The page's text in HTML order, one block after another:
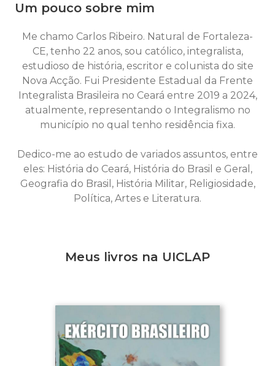
Um pouco sobre mim
Me chamo Carlos Ribeiro. Natural de Fortaleza-
CE, tenho 22 anos, sou católico, integralista,
estudioso de história, escritor e colunista do site
Nova Acção. Fui Presidente Estadual da Frente
Integralista Brasileira no Ceará entre 2019 a 2024,
atualmente, representando o Integralismo no
município no qual tenho residência fixa.
Dedico-me ao estudo de variados assuntos, entre
eles: História do Ceará, História do Brasil e Geral,
Geografia do Brasil, História Militar, Religiosidade,
Política, Artes e Literatura.
Meus livros na UICLAP